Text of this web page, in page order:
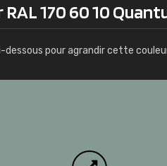
170 60 10
pour agrandir cette